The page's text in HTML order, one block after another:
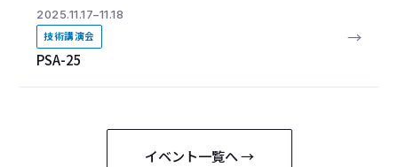
2025.11.17–11.18
技術講演会
PSA-25
→
イベント一覧へ →